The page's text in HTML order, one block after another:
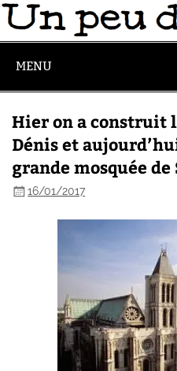
MENU
Hier on a construit
Dénis et
grande mosquée de
16/01/2017